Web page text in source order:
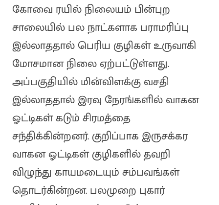
கோவை ரயில் நிலையம் பின்புற
சாலையில் பல நாட்களாக பராமரிப்பு
இல்லாததால் பெரிய குழிகள் உருவாகி
மோசமான நிலை ஏற்பட்டுள்ளது.
அப்பகுதியில் மின்விளக்கு வசதி
இல்லாததால் இரவு நேரங்களில் வாகன
ஓட்டிகள் கடும் சிரமத்தை
சந்திக்கின்றனர். குறிப்பாக இருசக்கர
வாகன ஓட்டிகள் குழிகளில் தவறி
விழுந்து காயமடையும் சம்பவங்கள்
தொடர்கின்றன. பலமுறை புகார்